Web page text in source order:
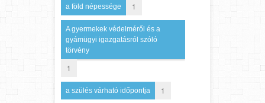
a föld népessége 1
A gyermekek védelméről és a
gyámügyi igazgatásról szóló
törvény
1
a szülés várható időpontja 1